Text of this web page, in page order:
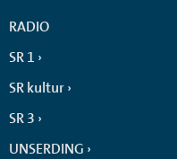
RADIO
SR 1
SR kultur
SR 3
UNSERDING